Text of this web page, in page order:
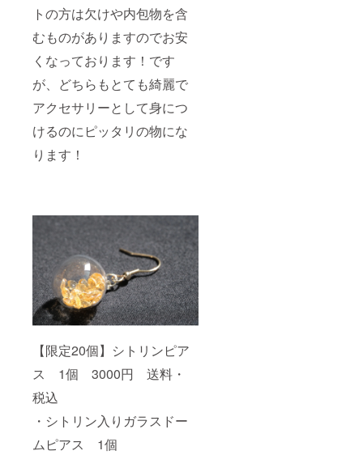
トの方は欠けや内包物を含
むものがありますのでお安
くなっております！です
が、どちらもとても綺麗で
アクセサリーとして身につ
けるのにピッタリの物にな
ります！
【限定20個】シトリンピア
ス 1個 3000円 送料・
税込
・シトリン入りガラスドー
ムピアス 1個